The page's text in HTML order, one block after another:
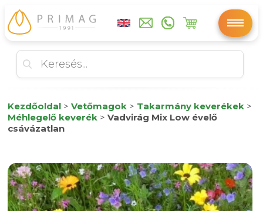
Kezdőoldal > Vetőmagok > Takarmány keverékek >
Méhlegelő keverék > Vadvirág Mix Low évelő
csávázatlan